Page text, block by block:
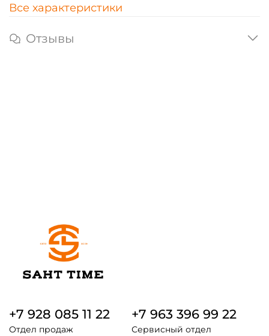
Все характеристики
Отзывы
+7 928 085 11 22
Отдел продаж
+7 963 396 99 22
Сервисный отдел